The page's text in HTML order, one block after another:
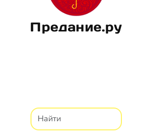
Предание.ру